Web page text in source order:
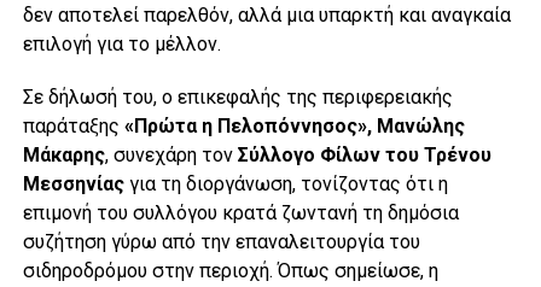
δεν αποτελεί παρελθόν, αλλά μια υπαρκτή και αναγκαία
επιλογή για το μέλλον.
Σε δήλωσή του, ο επικεφαλής της περιφερειακής
παράταξης «Πρώτα η Πελοπόννησος», Μανώλης
Μάκαρης, συνεχάρη τον Σύλλογο Φίλων του Τρένου
Μεσσηνίαςγια τη διοργάνωση, τονίζοντας ότι η
επιμονή του συλλόγου κρατά ζωντανή τη δημόσια
συζήτηση γύρω από την επαναλειτουργία του
σιδηροδρόμου στην περιοχή. Όπως σημείωσε, η